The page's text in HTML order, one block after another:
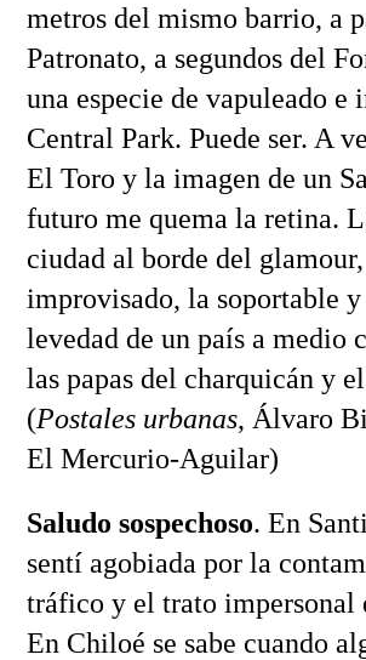
metros del mismo barrio, a
Patronato, a segundos del
una especie de vapuleado e
Central Park. Puede ser. A
El Toro y la imagen de un
futuro me quema la retina.
ciudad al borde del
improvisado, la soportable y
levedad de un país a medio
las papas del charquicán y
(Postales urbanas, Álvaro
El Mercurio-Aguilar)
Saludo sospechoso. En
sentí agobiada por la
tráfico y el trato impersonal
En Chiloé se sabe cuando